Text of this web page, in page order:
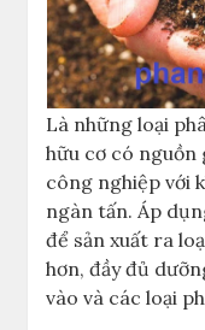
Là những loại
hữu cơ có
công nghiệp với
ngàn tấn. Áp
để sản xuất ra
hơn, đầy đủ
vào và các loại